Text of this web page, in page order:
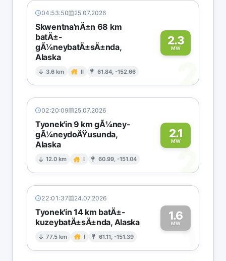
04:53:50 25.07.2026
Skwentna'nÄ±n 68 km
batÄ±-
gÃ¼neybatÄ±sÄ±nda,
Alaska
3.6 km II 61.84, -152.66
2.3
MW
2
02:20:09 25.07.2026
Tyonek'in 9 km gÃ¼ney-
gÃ¼neydoÄŸusunda,
Alaska
12.0 km I 60.99, -151.04
2.1
MW
2
22:01:37 24.07.2026
Tyonek'in 14 km batÄ±-
kuzeybatÄ±sÄ±nda, Alaska
77.5 km I 61.11, -151.39
1.6
MW1